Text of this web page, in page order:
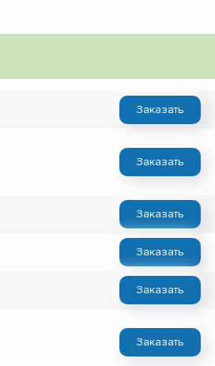
Заказать
Заказать
Заказать
Заказать
Заказать
Заказать